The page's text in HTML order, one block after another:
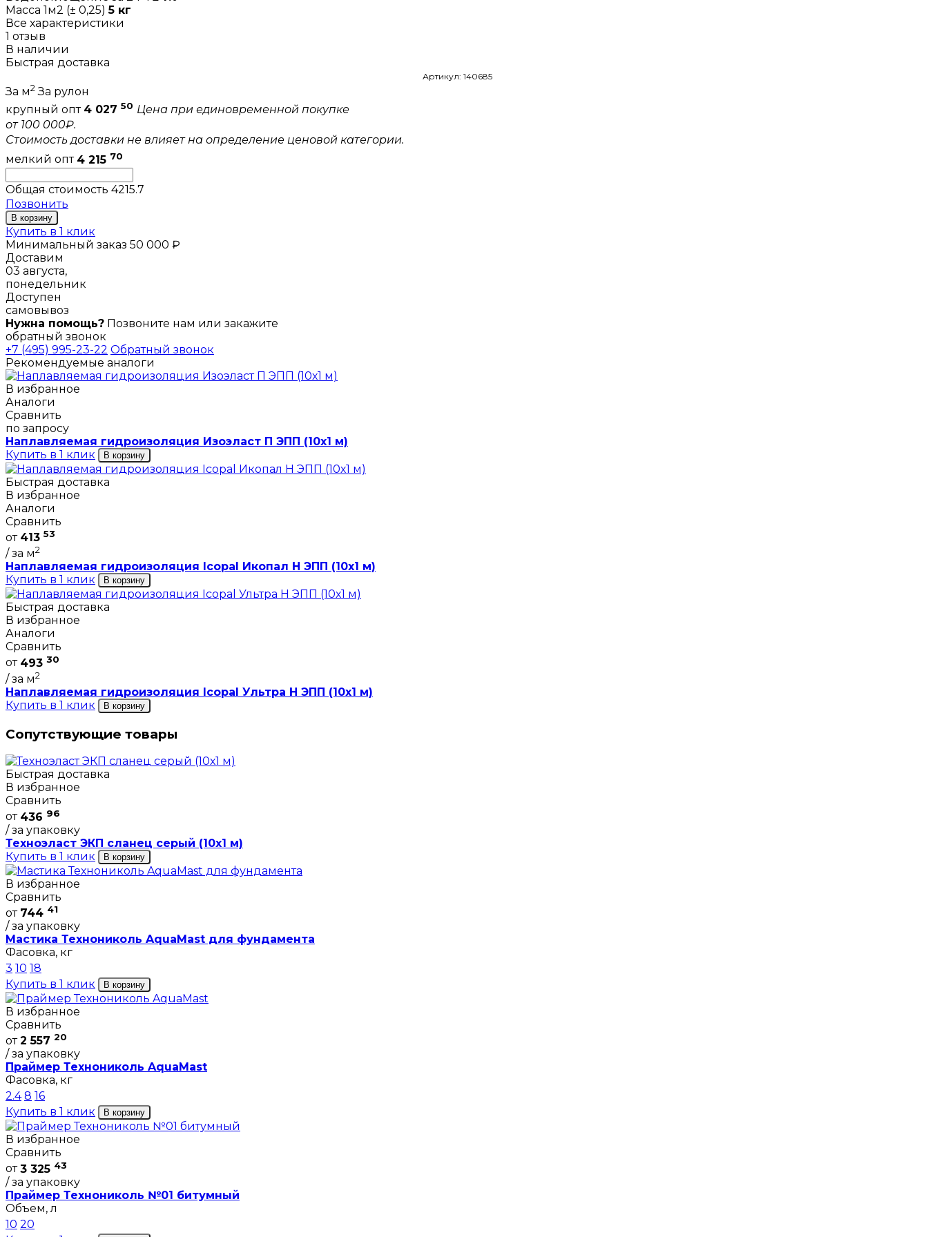
Масса 1м2 (± 0,25) 5 кг
Все характеристики
1 отзыв
В наличии
Быстрая доставка
Артикул: 140685
За м2 За рулон
крупный опт 4 027 50 Цена при единовременной покупке
от 100 000₽.
Стоимость доставки не влияет на определение ценовой категории.
мелкий опт 4 215 70
Общая стоимость 4215.7
Позвонить
В корзину
Купить в 1 клик
Минимальный заказ 50 000 ₽
Доставим
03 августа,
понедельник
Доступен
самовывоз
Нужна помощь? Позвоните нам или закажите
обратный звонок
+7 (495) 995-23-22 Обратный звонок
Рекомендуемые аналоги
В избранное
Аналоги
Сравнить
по запросу
Наплавляемая гидроизоляция Изоэласт П ЭПП (10х1 м)
Купить в 1 клик
В корзину
Быстрая доставка
В избранное
Аналоги
Сравнить
от 413 53
/ за м2
Наплавляемая гидроизоляция Icopal Икопал Н ЭПП (10х1 м)
Купить в 1 клик
В корзину
Быстрая доставка
В избранное
Аналоги
Сравнить
от 493 30
/ за м2
Наплавляемая гидроизоляция Icopal Ультра Н ЭПП (10х1 м)
Купить в 1 клик
В корзину
Сопутствующие товары
Быстрая доставка
В избранное
Сравнить
от 436 96
/ за упаковку
Техноэласт ЭКП сланец серый (10х1 м)
Купить в 1 клик
В корзину
В избранное
Сравнить
от 744 41
/ за упаковку
Мастика Технониколь AquaMast для фундамента
Фасовка, кг
3 10 18
Купить в 1 клик
В корзину
В избранное
Сравнить
от2 557 20
/ за упаковку
Праймер Технониколь AquaMast
Фасовка, кг
2.4 8 16
Купить в 1 клик
В корзину
В избранное
Сравнить
от3 325 43
/ за упаковку
Праймер Технониколь №01 битумный
Объем, л
10 20